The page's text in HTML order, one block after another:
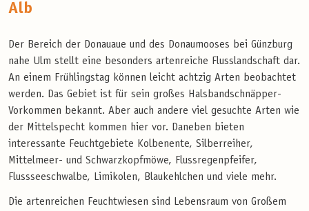
Alb
Der Bereich der Donauaue und des Donaumooses bei Günzburg
nahe Ulm stellt eine besonders artenreiche Flusslandschaft dar.
An einem Frühlingstag können leicht achtzig Arten beobachtet
werden. Das Gebiet ist für sein großes Halsbandschnäpper-
Vorkommen bekannt. Aber auch andere viel gesuchte Arten wie
der Mittelspecht kommen hier vor. Daneben bieten
interessante Feuchtgebiete Kolbenente, Silberreiher,
Mittelmeer- und Schwarzkopfmöwe, Flussregenpfeifer,
Flussseeschwalbe, Limikolen, Blaukehlchen und viele mehr.
Die artenreichen Feuchtwiesen sind Lebensraum von Großem